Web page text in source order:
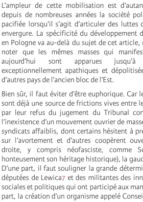
L’ampleur de cette mobilisation est
depuis de nombreuses années la société
pacifiée lorsqu’il s’agit d’articuler des luttes
envergure. La spécificité du développement
en Pologne va au-delà du sujet de cet
noter que les mêmes masses qui
aujourd’hui sont apparues jusqu’à
exceptionnellement apathiques et
d’autres pays de l’ancien bloc de l’Est.
Bien sûr, il faut éviter d’être euphorique. Car
sont déjà une source de frictions vives entre
par leur refus du jugement du Tribunal
l’inexistence d’un mouvement ouvrier de
syndicats affaiblis, dont certains hésitent à
sur l’avortement et d’autres coopèrent
droite, y compris néofasciste, comme
honteusement son héritage historique), la
D’une part, il faut souligner la grande
députées de Lewica7 et des militantes des
sociales et politiques qui ont participé aux
part, la création d’un organisme appelé